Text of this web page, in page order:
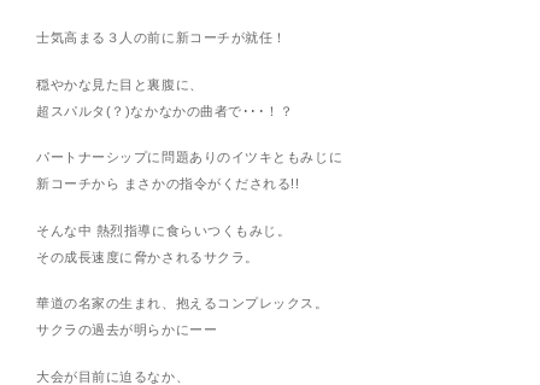
士気高まる３人の前に新コーチが就任！
穏やかな見た目と裏腹に、
超スパルタ(？)なかなかの曲者で･･･！？
パートナーシップに問題ありのイツキともみじに
新コーチから まさかの指令がくだされる!!
そんな中 熱烈指導に食らいつくもみじ。
その成長速度に脅かされるサクラ。
華道の名家の生まれ、抱えるコンプレックス。
サクラの過去が明らかにーー
大会が目前に迫るなか、